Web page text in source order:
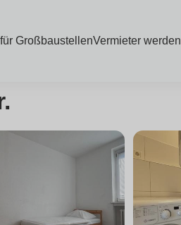
GroßbaustellenVermieter werden